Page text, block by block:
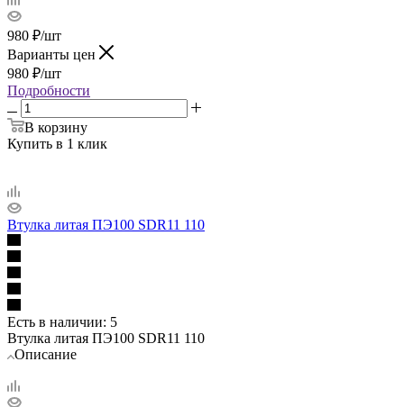
980 ₽/шт
Варианты цен
980 ₽/шт
Подробности
В корзину
Купить в 1 клик
Втулка литая ПЭ100 SDR11 110
Есть в наличии: 5
Втулка литая ПЭ100 SDR11 110
Описание